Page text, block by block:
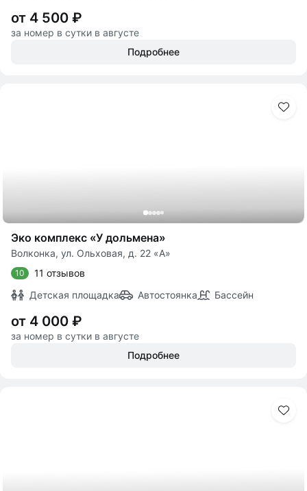
от 4 500 ₽
за номер в сутки в августе
Подробнее
Эко комплекс «У дольмена»
Волконка, ул. Ольховая, д. 22 «А»
10
11 отзывов
Детская площадка
Автостоянка Бассейн
от 4 000 ₽
за номер в сутки в августе
Подробнее